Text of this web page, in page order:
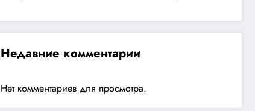
Недавние комментарии
Нет комментариев для просмотра.